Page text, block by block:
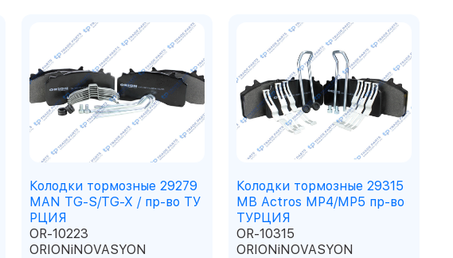
Колодки тормозные 29279
MAN TG-S/TG-X / пр-во ТУ
РЦИЯ
OR-10223
ORIONiNOVASYON
Колодки тормозные 29315
MB Actros MP4/MP5 пр-во
ТУРЦИЯ
OR-10315
ORIONiNOVASYON